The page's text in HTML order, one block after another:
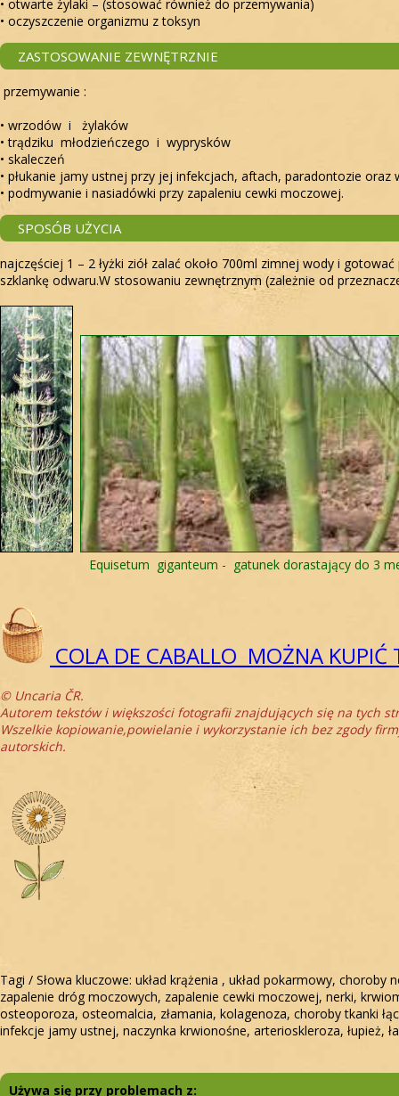
• otwarte żylaki – (stosować również do przemywania)
• oczyszczenie organizmu z toksyn
ZASTOSOWANIE ZEWNĘTRZNIE
przemywanie :
• wrzodów i żylaków
• trądziku młodzieńczego i wyprysków
• skaleczeń
• płukanie jamy ustnej przy jej infekcjach, aftach, paradontozie
• podmywanie i nasiadówki przy zapaleniu cewki moczowej.
SPOSÓB UŻYCIA
najczęściej 1 – 2 łyżki ziół zalać około 700ml zimnej wody i
szklankę odwaru.W stosowaniu zewnętrznym (zależnie od
Equisetum giganteum - gatunek dorastający do 3
COLA DE CABALLO MOŻNA KUPIĆ
© Uncaria ČR.
Autorem tekstów i większości fotografii znajdujących się na tych
Wszelkie kopiowanie,powielanie i wykorzystanie ich bez zgody
autorskich.
Tagi / Słowa kluczowe: układ krążenia , układ pokarmowy,
zapalenie dróg moczowych, zapalenie cewki moczowej, nerki,
osteoporoza, osteomalcia, złamania, kolagenoza, choroby tkanki
infekcje jamy ustnej, naczynka krwionośne, arterioskleroza, łupież,
Używa się przy problemach z: